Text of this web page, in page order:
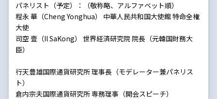
パネリスト（予定）：（敬称略、アルファベット順）
程永 華（Cheng Yonghua） 中華人民共和国大使館 特命全権
大使
司空 壹（Il SaKong） 世界経済研究院 院長（元韓国財務大
臣）
行天豊雄国際通貨研究所 理事長（モデレーター兼パネリス
ト）
倉内宗夫国際通貨研究所 専務理事（開会スピーチ）